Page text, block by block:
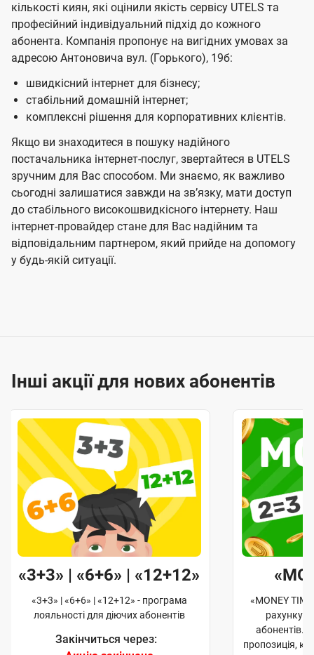
кількості киян, які оцінили якість сервісу UTELS та
професійний індивідуальний підхід до кожного
абонента. Компанія пропонує на вигідних умовах за
адресою Антоновича вул. (Горького), 19б:
швидкісний інтернет для бізнесу;
стабільний домашній інтернет;
комплексні рішення для корпоративних клієнтів.
Якщо ви знаходитеся в пошуку надійного
постачальника інтернет-послуг, звертайтеся в UTELS
зручним для Вас способом. Ми знаємо, як важливо
сьогодні залишатися завжди на звʼязку, мати доступ
до стабільного високошвидкісного інтернету. Наш
інтернет-провайдер стане для Вас надійним та
відповідальним партнером, який прийде на допомогу
у будь-якій ситуації.
Інші акції для нових абонентів
«3+3» | «6+6» | «12+12»
«3+3» | «6+6» | «12+12» - програма
лояльності для діючих абонентів
Закінчиться через:
«MONEY
рахунку
абонентів.
пропозиція,